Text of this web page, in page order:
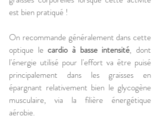
est bien pratiqué !
On recommande généralement dans cette
optique le cardio à basse intensité, dont
l'énergie utilisé pour l'effort va être puisé
principalement dans les graisses en
épargnant relativement bien le glycogène
musculaire, via la filière énergétique
aérobie.